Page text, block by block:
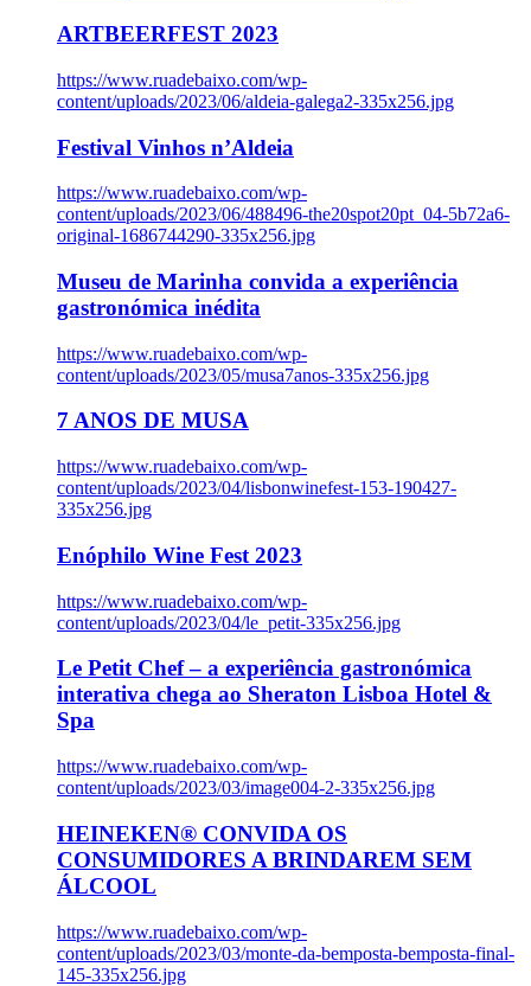
ARTBEERFEST 2023
https://www.ruadebaixo.com/wp-
content/uploads/2023/06/aldeia-galega2-335x256.jpg
Festival Vinhos n’Aldeia
https://www.ruadebaixo.com/wp-
content/uploads/2023/06/488496-the20spot20pt_04-5b72a6-
original-1686744290-335x256.jpg
Museu de Marinha convida a experiência
gastronómica inédita
https://www.ruadebaixo.com/wp-
content/uploads/2023/05/musa7anos-335x256.jpg
7 ANOS DE MUSA
https://www.ruadebaixo.com/wp-
content/uploads/2023/04/lisbonwinefest-153-190427-
335x256.jpg
Enóphilo Wine Fest 2023
https://www.ruadebaixo.com/wp-
content/uploads/2023/04/le_petit-335x256.jpg
Le Petit Chef – a experiência gastronómica
interativa chega ao Sheraton Lisboa Hotel &
Spa
https://www.ruadebaixo.com/wp-
content/uploads/2023/03/image004-2-335x256.jpg
HEINEKEN® CONVIDA OS
CONSUMIDORES A BRINDAREM SEM
ÁLCOOL
https://www.ruadebaixo.com/wp-
content/uploads/2023/03/monte-da-bemposta-bemposta-final-
145-335x256.jpg